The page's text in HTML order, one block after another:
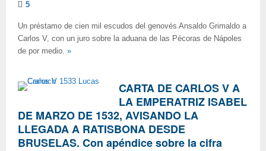
5
Un préstamo de cien mil escudos del genovés Ansaldo Grimaldo a
Carlos V, con un juro sobre la aduana de las Pécoras de Nápoles
de por medio. »
CARTA DE CARLOS V A
LA EMPERATRIZ ISABEL
DE MARZO DE 1532, AVISANDO LA
LLEGADA A RATISBONA DESDE
BRUSELAS. Con apéndice sobre la cifra